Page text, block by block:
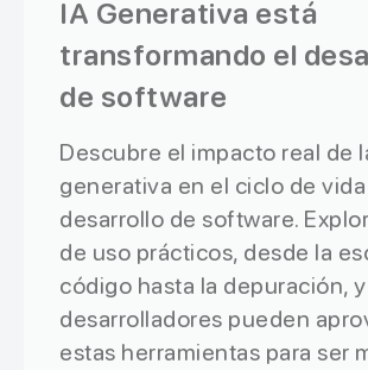
IA Generativa está
transformando el
de software
Descubre el impacto real de
generativa en el ciclo de
desarrollo de software.
de uso prácticos, desde la
código hasta la depuración,
desarrolladores pueden
estas herramientas para ser